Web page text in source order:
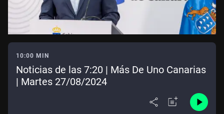
10:00 MIN
Noticias de las 7:20 | Más De Uno Canarias
| Martes 27/08/2024